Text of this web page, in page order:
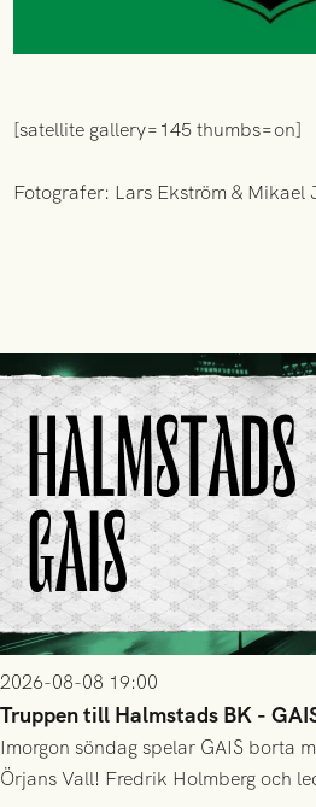
[satellite gallery=145 thumbs=on]
Fotografer: Lars Ekström & Mikael
2026-08-08 19:00
Truppen till Halmstads BK -
Imorgon söndag spelar GAIS borta
Örjans Vall! Fredrik Holmberg och